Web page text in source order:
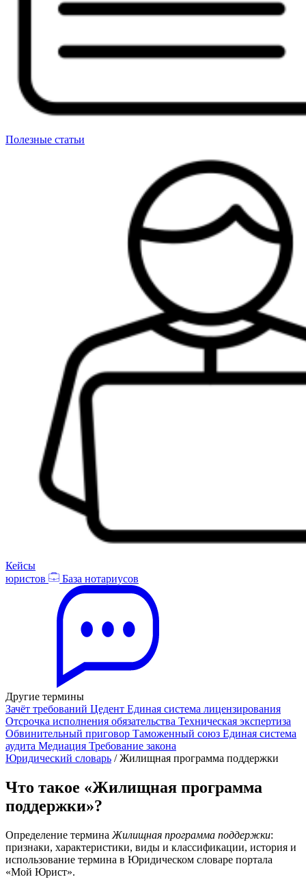
Полезные статьи
Кейсы
юристов
База нотариусов
Другие термины
Зачёт требований Цедент Единая система лицензирования
Отсрочка исполнения обязательства Техническая экспертиза
Обвинительный приговор Таможенный союз Единая система
аудита Медиация Требование закона
Юридический словарь /Жилищная программа поддержки
Что такое «Жилищная программа
поддержки»?
Определение термина Жилищная программа поддержки:
признаки, характеристики, виды и классификации, история и
использование термина в Юридическом словаре портала
«Мой Юрист».